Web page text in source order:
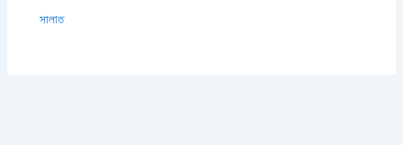
সালাত